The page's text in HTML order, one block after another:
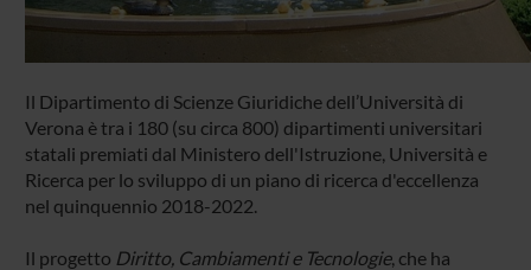
Il Dipartimento di Scienze Giuridiche dell’Università di
Verona è tra i 180 (su circa 800) dipartimenti universitari
statali premiati dal Ministero dell'Istruzione, Università e
Ricerca per lo sviluppo di un piano di ricerca d'eccellenza
nel quinquennio 2018-2022.
Il progetto Diritto, Cambiamenti e Tecnologie, che ha